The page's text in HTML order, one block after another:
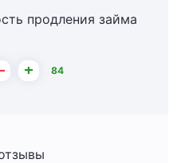
продления займа
+ 84